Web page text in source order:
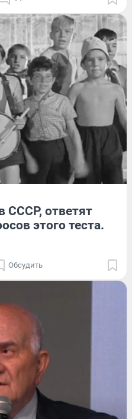
СССР, ответят
этого теста.
Обсудить